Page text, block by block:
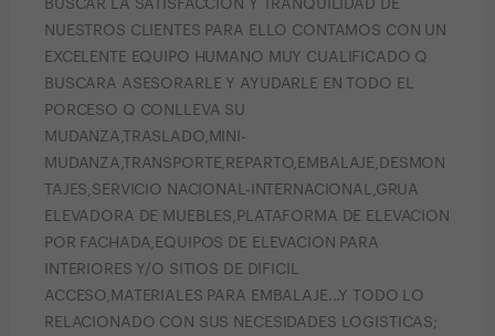
BUSCAR LA SATISFACCION Y TRANQUILIDAD DE
NUESTROS CLIENTES PARA ELLO CONTAMOS CON UN
EXCELENTE EQUIPO HUMANO MUY CUALIFICADO Q
BUSCARA ASESORARLE Y AYUDARLE EN TODO EL
PORCESO Q CONLLEVA SU
MUDANZA,TRASLADO,MINI-
MUDANZA,TRANSPORTE,REPARTO,EMBALAJE,DESMON
TAJES,SERVICIO NACIONAL-INTERNACIONAL,GRUA
ELEVADORA DE MUEBLES,PLATAFORMA DE ELEVACION
POR FACHADA,EQUIPOS DE ELEVACION PARA
INTERIORES Y/O SITIOS DE DIFICIL
ACCESO,MATERIALES PARA EMBALAJE...Y TODO LO
RELACIONADO CON SUS NECESIDADES LOGISTICAS;